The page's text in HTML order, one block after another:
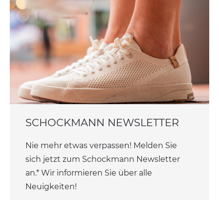
SCHOCKMANN NEWSLETTER
Nie mehr etwas verpassen! Melden Sie
sich jetzt zum Schockmann Newsletter
an.* Wir informieren Sie über alle
Neuigkeiten!